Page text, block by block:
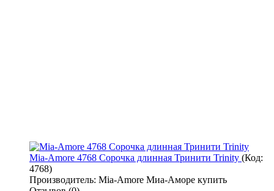
Mia-Amore 4768 Сорочка длинная Тринити Trinity (Код:
4768)
Производитель: Mia-Amore Миа-Аморе купить